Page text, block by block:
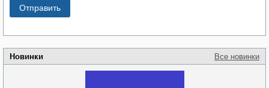
Новинки Все новинки